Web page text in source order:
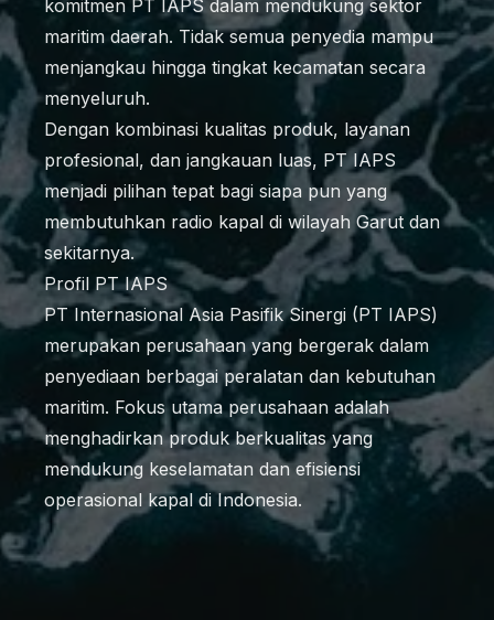
komitmen PT IAPS dalam mendukung sektor
maritim daerah. Tidak semua penyedia mampu
menjangkau hingga tingkat kecamatan secara
menyeluruh.
Dengan kombinasi kualitas produk, layanan
profesional, dan jangkauan luas, PT IAPS
menjadi pilihan tepat bagi siapa pun yang
membutuhkan radio kapal di wilayah Garut dan
sekitarnya.
Profil PT IAPS
PT Internasional Asia Pasifik Sinergi (PT IAPS)
merupakan perusahaan yang bergerak dalam
penyediaan berbagai peralatan dan kebutuhan
maritim. Fokus utama perusahaan adalah
menghadirkan produk berkualitas yang
mendukung keselamatan dan efisiensi
operasional kapal di Indonesia.